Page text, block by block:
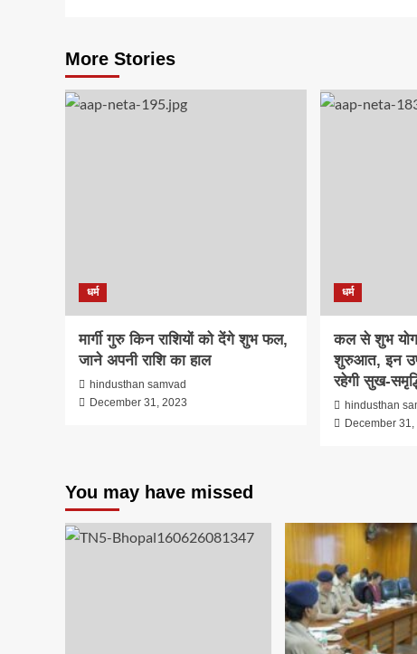
More Stories
धर्म
मार्गी गुरु किन राशियों को देंगे शुभ फल,
जाने अपनी राशि का हाल
hindusthan samvad
December 31, 2023
धर्म
कल से शुभ
शुरुआत, इन
रहेगी सुख-
hindusthan
December 31,
You may have missed